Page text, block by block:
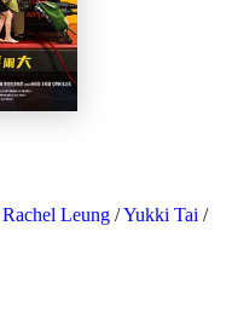
Rachel Leung /Yukki Tai /